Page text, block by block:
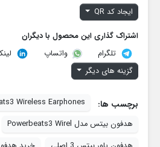
ایجاد کد QR
اشتراک گذاری این محصول با دیگران
تلگرام
واتساپ
گزینه های دیگر
برچسب ها:
Wireless Earphones
هدفون بیتس مدل Powerbeats3 Wirel